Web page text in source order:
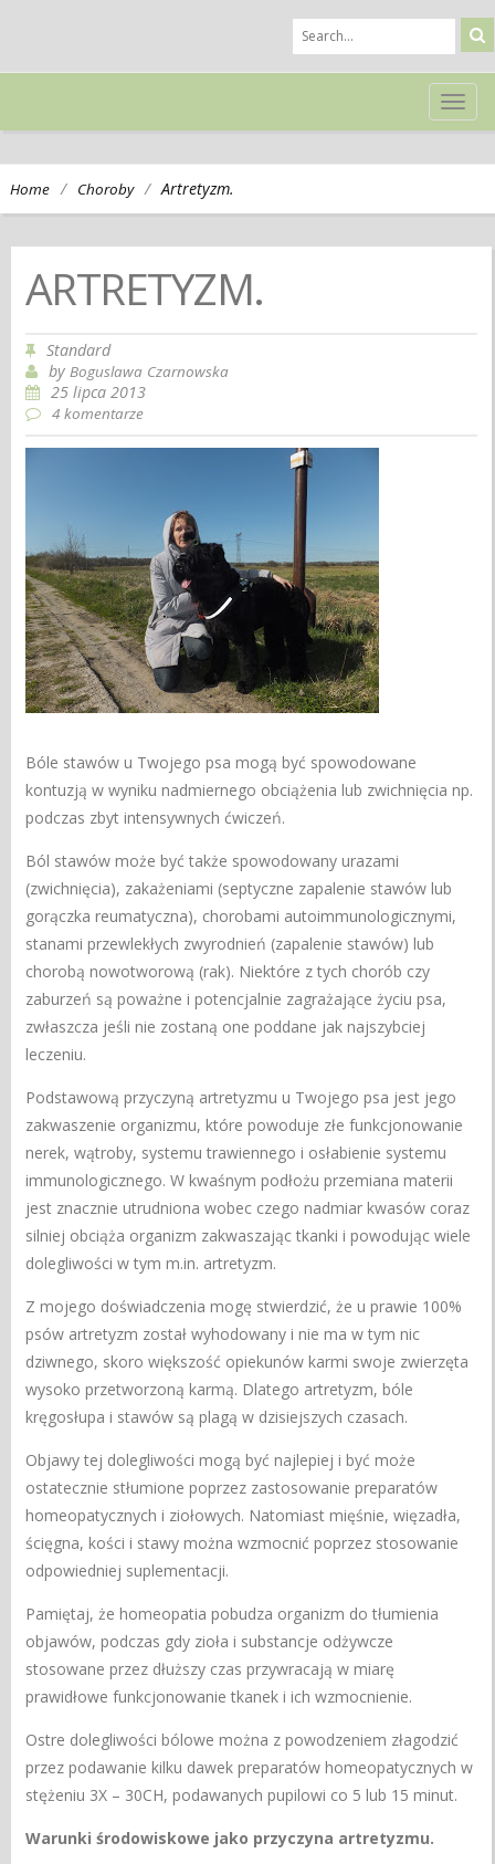
Home / Choroby / Artretyzm.
ARTRETYZM.
Standard
byBoguslawa Czarnowska
25 lipca 2013
4 komentarze
Bóle stawów u Twojego psa mogą być spowodowane
kontuzją w wyniku nadmiernego obciążenia lub zwichnięcia np.
podczas zbyt intensywnych ćwiczeń.
Ból stawów może być także spowodowany urazami
(zwichnięcia), zakażeniami (septyczne zapalenie stawów lub
gorączka reumatyczna), chorobami autoimmunologicznymi,
stanami przewlekłych zwyrodnień (zapalenie stawów) lub
chorobą nowotworową (rak). Niektóre z tych chorób czy
zaburzeń są poważne i potencjalnie zagrażające życiu psa,
zwłaszcza jeśli nie zostaną one poddane jak najszybciej
leczeniu.
Podstawową przyczyną artretyzmu u Twojego psa jest jego
zakwaszenie organizmu, które powoduje złe funkcjonowanie
nerek, wątroby, systemu trawiennego i osłabienie systemu
immunologicznego. W kwaśnym podłożu przemiana materii
jest znacznie utrudniona wobec czego nadmiar kwasów coraz
silniej obciąża organizm zakwaszając tkanki i powodując wiele
dolegliwości w tym m.in. artretyzm.
Z mojego doświadczenia mogę stwierdzić, że u prawie 100%
psów artretyzm został wyhodowany i nie ma w tym nic
dziwnego, skoro większość opiekunów karmi swoje zwierzęta
wysoko przetworzoną karmą. Dlatego artretyzm, bóle
kręgosłupa i stawów są plagą w dzisiejszych czasach.
Objawy tej dolegliwości mogą być najlepiej i być może
ostatecznie stłumione poprzez zastosowanie preparatów
homeopatycznych i ziołowych. Natomiast mięśnie, więzadła,
ścięgna, kości i stawy można wzmocnić poprzez stosowanie
odpowiedniej suplementacji.
Pamiętaj, że homeopatia pobudza organizm do tłumienia
objawów, podczas gdy zioła i substancje odżywcze
stosowane przez dłuższy czas przywracają w miarę
prawidłowe funkcjonowanie tkanek i ich wzmocnienie.
Ostre dolegliwości bólowe można z powodzeniem złagodzić
przez podawanie kilku dawek preparatów homeopatycznych w
stężeniu 3X – 30CH, podawanych pupilowi co 5 lub 15 minut.
Warunki środowiskowe jako przyczyna artretyzmu.